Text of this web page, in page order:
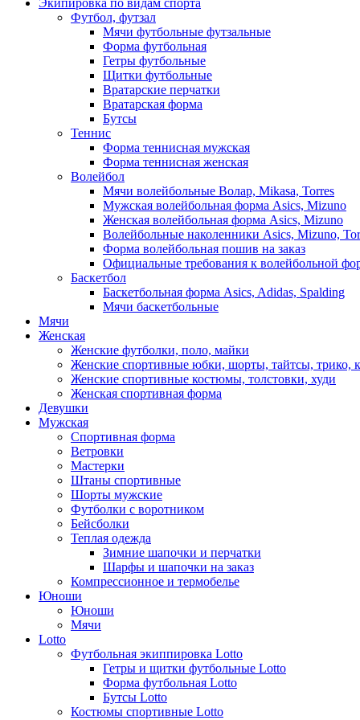
Экипировка по видам спорта
Футбол, футзал
Мячи футбольные футзальные
Форма футбольная
Гетры футбольные
Щитки футбольные
Вратарские перчатки
Вратарская форма
Бутсы
Теннис
Форма теннисная мужская
Форма теннисная женская
Волейбол
Мячи волейбольные Волар, Mikasa, Torres
Мужская волейбольная форма Asics, Mizuno
Женская волейбольная форма Asics, Mizuno
Волейбольные наколенники Asics, Mizuno,
Форма волейбольная пошив на заказ
Официальные требования к волейбольной
Баскетбол
Баскетбольная форма Asics, Adidas, Spalding
Мячи баскетбольные
Мячи
Женская
Женские футболки, поло, майки
Женские спортивные юбки, шорты, тайтсы, трико,
Женские спортивные костюмы, толстовки, худи
Женская спортивная форма
Девушки
Мужская
Спортивная форма
Ветровки
Мастерки
Штаны спортивные
Шорты мужские
Футболки с воротником
Бейсболки
Теплая одежда
Зимние шапочки и перчатки
Шарфы и шапочки на заказ
Компрессионное и термобелье
Юноши
Юноши
Мячи
Lotto
Футбольная экиппировка Lotto
Гетры и щитки футбольные Lotto
Форма футбольная Lotto
Бутсы Lotto
Костюмы спортивные Lotto